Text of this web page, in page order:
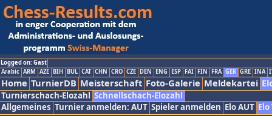
Logged on: Gast
Arabic ARM AZE BIH BUL CAT CHN CRO CZE DEN ENG ESP FAI FIN FRA GER GRE INA
Home TurnierDB Meisterschaft Foto-Galerie Meldekartei
Turnierschach-Elozahl Schnellschach-Elozahl
Allgemeines Turnier anmelden: AUT Spieler anmelden Elo AUT